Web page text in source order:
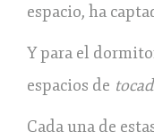
espacio, ha
Y para el
espacios de
Cada una de